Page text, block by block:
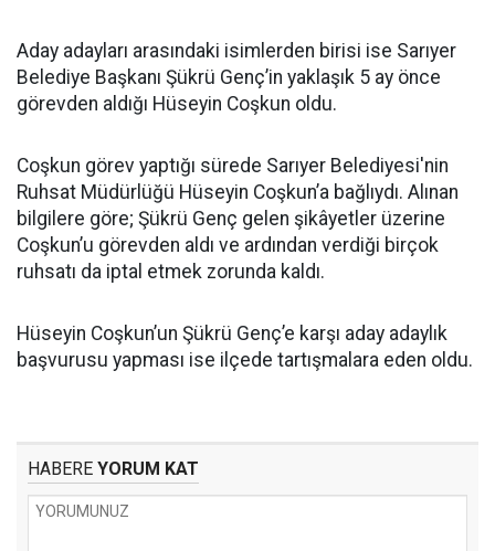
Aday adayları arasındaki isimlerden birisi ise Sarıyer
Belediye Başkanı Şükrü Genç’in yaklaşık 5 ay önce
görevden aldığı Hüseyin Coşkun oldu.
Coşkun görev yaptığı sürede Sarıyer Belediyesi'nin
Ruhsat Müdürlüğü Hüseyin Coşkun’a bağlıydı. Alınan
bilgilere göre; Şükrü Genç gelen şikâyetler üzerine
Coşkun’u görevden aldı ve ardından verdiği birçok
ruhsatı da iptal etmek zorunda kaldı.
Hüseyin Coşkun’un Şükrü Genç’e karşı aday adaylık
başvurusu yapması ise ilçede tartışmalara eden oldu.
HABERE YORUM KAT